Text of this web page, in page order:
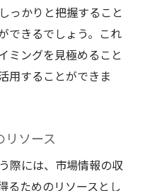
期的視野の持ち方
っかりと把握すること
できるでしょう。これ
ミングを見極めること
用することができま
ソース
際には、市場情報の収
るためのリソースとし